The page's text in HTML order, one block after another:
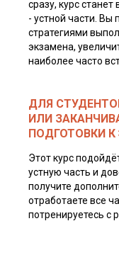
сразу, курс
- устной части. Вы
стратегиями
экзамена,
наиболее часто
ДЛЯ
ИЛИ
ПОДГОТОВКИ
Этот курс
устную часть и
получите
отработаете все
потренируетесь с